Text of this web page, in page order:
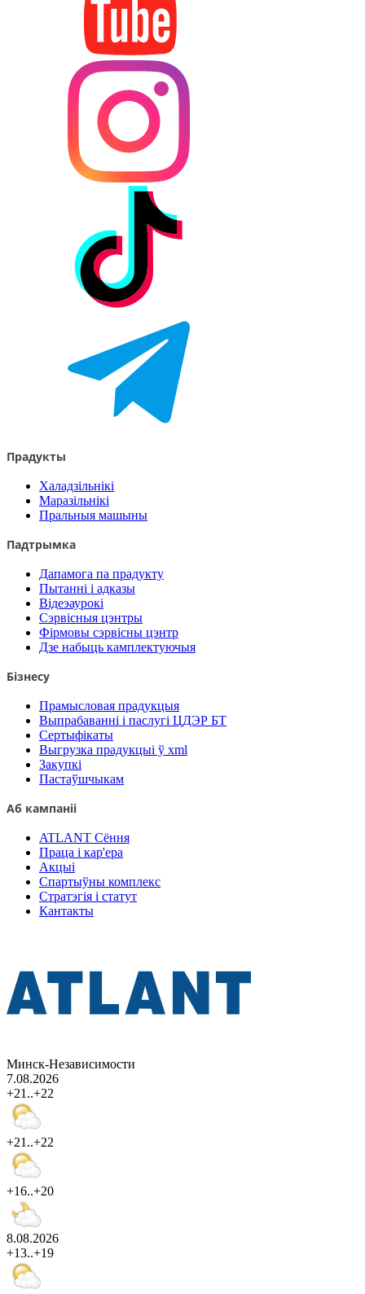
Прадукты
Халадзільнікі
Маразільнікі
Пральныя машыны
Падтрымка
Дапамога па прадукту
Пытанні і адказы
Відеэаурокі
Сэрвісныя цэнтры
Фірмовы сэрвісны цэнтр
Дзе набыць камплектуючыя
Бізнесу
Прамысловая прадукцыя
Выпрабаванні і паслугі ЦДЭР БТ
Сертыфікаты
Выгрузка прадукцыі ў xml
Закупкі
Пастаўшчыкам
Аб кампаніі
ATLANT Сёння
Праца і кар'ера
Акцыі
Спартыўны комплекс
Стратэгія і статут
Кантакты
Минск-Независимости
7.08.2026
+21..+22
+21..+22
+16..+20
8.08.2026
+13..+19